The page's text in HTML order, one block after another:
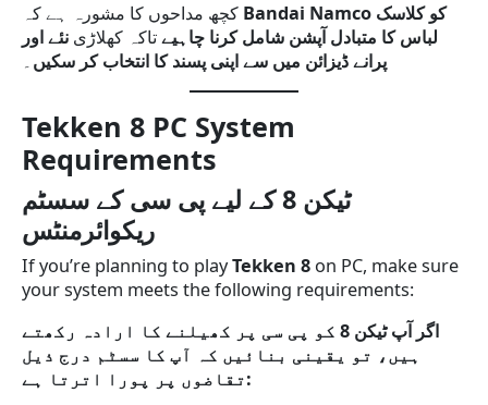
Bandai Namco کو کلاسک
لباس کا متبادل آپشن شامل کرنا چاہیےتاکہ کھلاڑی نئے اور
پرانے ڈیزائن میں سے اپنی پسند کا انتخاب کر سکیں۔
Tekken 8 PC System
Requirements
ٹیکن 8 کے لیے پی سی کے سسٹم
ریکوائرمنٹس
If you’re planning to playTekken 8 on PC, make sure
your system meets the following requirements:
اگر آپ ٹیکن 8 کو پی سی پر کھیلنے کا ارادہ رکھتے
ہیں، تو یقینی بنائیں کہ آپ کا سسٹم درج ذیل
تقاضوں پر پورا اترتا ہے: